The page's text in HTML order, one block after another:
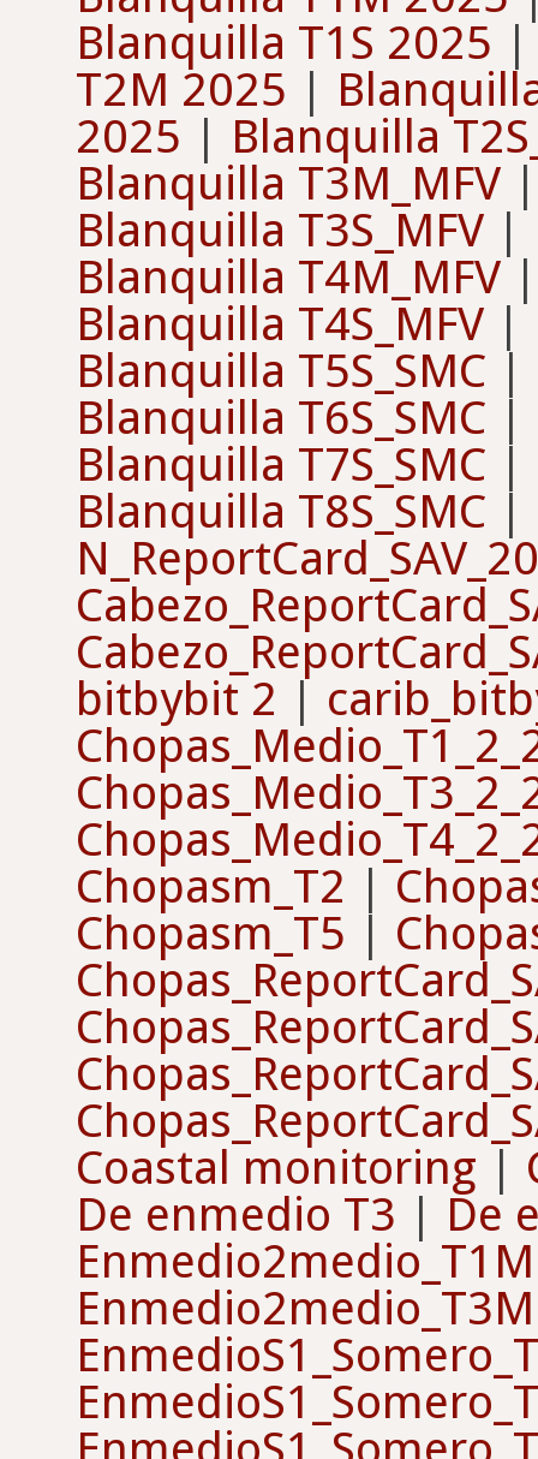
Blanquilla T1S 2025
T2M 2025 |
2025 | Blanquilla
Blanquilla T3M_MFV
Blanquilla T3S_MFV |
Blanquilla T4M_MFV
Blanquilla T4S_MFV |
Blanquilla T5S_SMC |
Blanquilla T6S_SMC |
Blanquilla T7S_SMC |
Blanquilla T8S_SMC |
bitbybit 2 |
Chopasm_T2 |
Chopasm_T5 |
Coastal monitoring |
De enmedio T3 | De